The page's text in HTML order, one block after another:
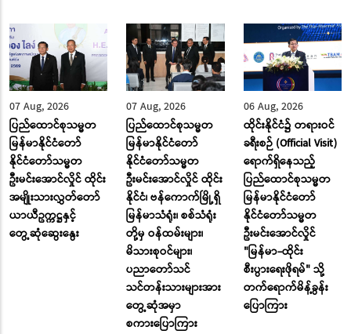
07 Aug, 2026
ပြည်ထောင်စုသမ္မတ
မြန်မာနိုင်ငံတော်
နိုင်ငံတော်သမ္မတ
ဦးမင်းအောင်လှိုင် ထိုင်း
အမျိုးသားလွှတ်တော်
ယာယီဥက္ကဋ္ဌနှင့်
တွေ့ဆုံဆွေးနွေး
07 Aug, 2026
ပြည်ထောင်စုသမ္မတ
မြန်မာနိုင်ငံတော်
နိုင်ငံတော်သမ္မတ
ဦးမင်းအောင်လှိုင် ထိုင်း
နိုင်ငံ၊ ဗန်ကောက်မြို့ရှိ
မြန်မာသံရုံး၊ စစ်သံရုံး
တို့မှ ဝန်ထမ်းများ၊
မိသားစုဝင်များ၊
ပညာတော်သင်
သင်တန်းသားများအား
တွေ့ဆုံအမှာ
စကားပြောကြား
06 Aug, 2026
ထိုင်းနိုင်ငံ၌ တရားဝင်
ခရီးစဉ် (Official Visit)
ရောက်ရှိနေသည့်
ပြည်ထောင်စုသမ္မတ
မြန်မာနိုင်ငံတော်
နိုင်ငံတော်သမ္မတ
ဦးမင်းအောင်လှိုင်
"မြန်မာ-ထိုင်း
စီးပွားရေးဖိုရမ်" သို့
တက်ရောက်မိန့်ခွန်း
ပြောကြား